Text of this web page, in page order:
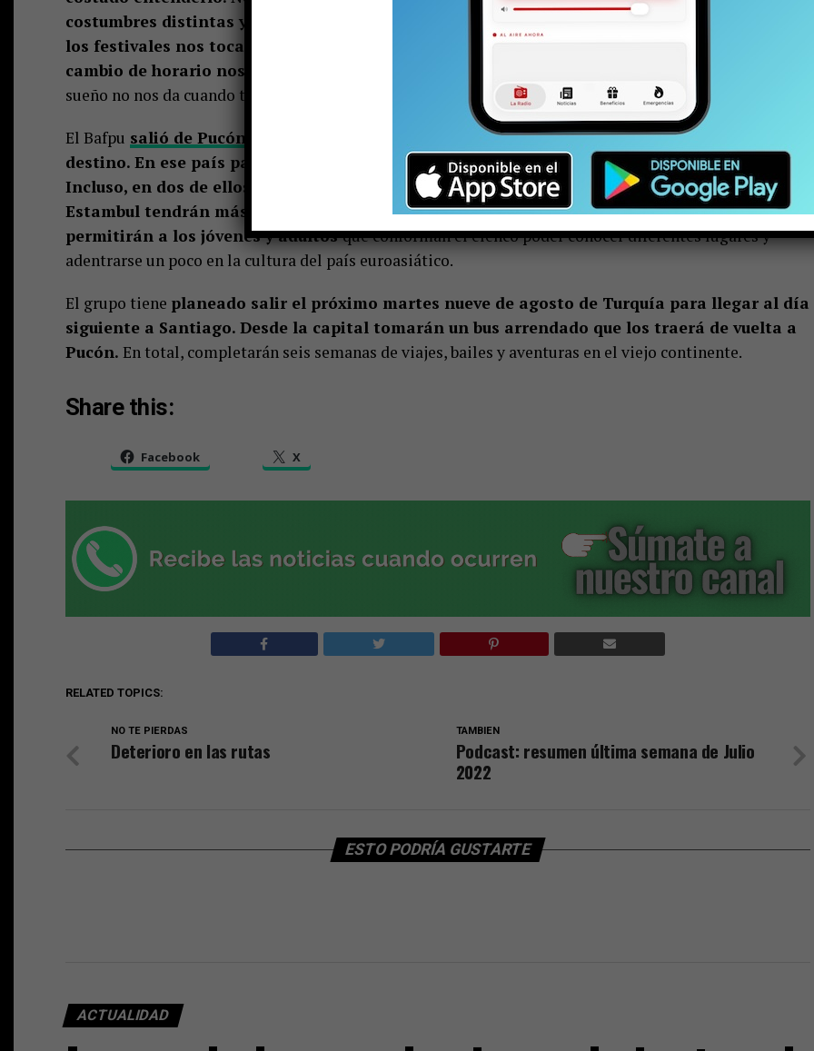
costumbres distintas y acá ha sido adaptarse”, señaló la directora, quien agregó: “En todos
los festivales nos toca viajar. Nos trasladan a distintos lugares donde nos presentamos. El
cambio de horario nos afectó un montón
, ya que son siete horas de diferencia y a nosotros el
sueño no nos da cuando tenemos que dormir, sino que mucho más tarde”.
El Bafpu salió de Pucón el pasado 27 de junio
en un viaje que tuvo a Polonia como primer
destino. En ese país participaron en tres eventos. En todos ellos con una recepción positiva.
Incluso, en dos de ellos eligieron reina y rey del evento. Si bien en este último encuentro de
Estambul tendrán más días libres, la organización planteó actividades a diario que le
permitirán a los jóvenes y adultosque conforman el elenco poder conocer diferentes lugares y
adentrarse un poco en la cultura del país euroasiático.
El grupo tiene planeado salir el próximo martes nueve de agosto de Turquía para llegar al día
siguiente a Santiago. Desde la capital tomarán un bus arrendado que los traerá de vuelta a
Pucón. En total, completarán seis semanas de viajes, bailes y aventuras en el viejo continente.
Share this:
Facebook X
RELATED TOPICS:
TAMBIEN
Podcast: resumen última semana de Julio
2022
NO TE PIERDAS
Deterioro en las rutas
ESTO PODRÍA GUSTARTE
ACTUALIDAD